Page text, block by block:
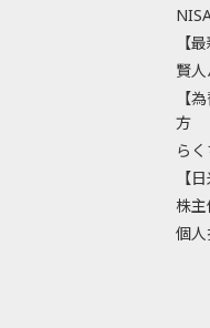
【
賢
【
方
ら
【
株主
個